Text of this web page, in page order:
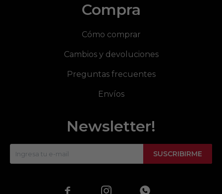
Compra
Cómo comprar
Cambios y devoluciones
Preguntas frecuentes
Envíos
Newsletter!
SUSCRIBIRME
  